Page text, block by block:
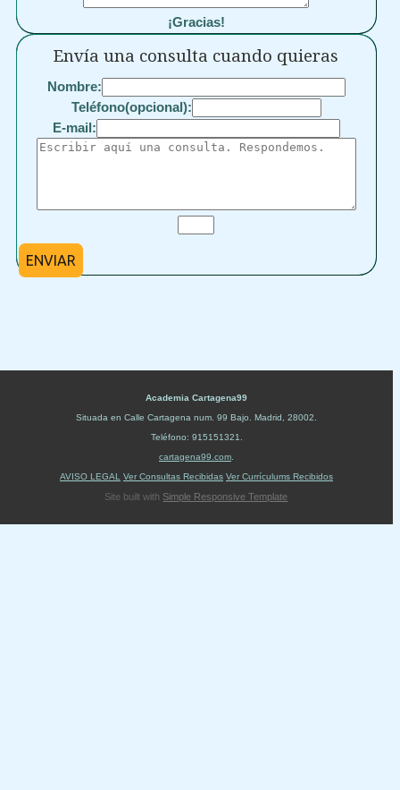
¡Gracias!
Envía una consulta cuando quieras
Nombre:
Teléfono(opcional):
E-mail:
ENVIAR
Academia Cartagena99
Situada en Calle Cartagena num. 99 Bajo Madrid 28002
Teléfono: 915151321
cartagena99.com
AVISO LEGAL
Ver Consultas Recibidas Ver Currículums Recibidos
Site built with Simple Responsive Template